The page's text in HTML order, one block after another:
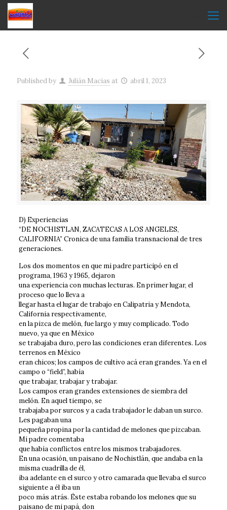
Published by Julián Macías at abril 1, 2023
D) Experiencias
“DE NOCHISTLAN, ZACATECAS A LOS ANGELES,
CALIFORNIA” Cronica de una familia transnacional de tres
generaciones.
Los dos momentos en que mi padre participó en el
programa, 1963 y 1965, dejaron
una experiencia con muchas lecturas. En primer lugar, el
proceso que lo lleva a
llegar hasta el lugar de trabajo en Calipatria y Mendota,
California respectivamente,
en la pizca de melón, fue largo y muy complicado. Todo
nuevo, ya que en México
se trabajaba duro, pero las condiciones eran diferentes. Los
terrenos en México
eran chicos; los campos de cultivo acá eran grandes. Ya en el
campo o “field”, había
que trabajar, trabajar y trabajar.
Los campos eran grandes extensiones de siembra del
melón. En aquel tiempo, se
trabajaba por surcos y a cada trabajador le daban un surco.
Les pagaban una
pequeña propina por la cantidad de melones que pizcaban.
Mi padre comentaba
que había conflictos entre los mismos trabajadores.
En una ocasión, un paisano de Nochistlán, que andaba en la
misma cuadrilla de él,
iba adelante en el surco y otro camarada que llevaba el surco
siguiente a él iba un
poco más atrás. Éste estaba robando los melones que su
paisano de mi papá, don